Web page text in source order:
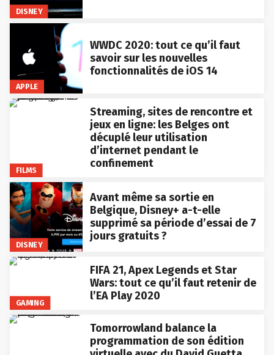
DISNEY
APPLE
WWDC 2020: tout ce qu’il faut
savoir sur les nouvelles
fonctionnalités de iOS 14
FILMS
Streaming, sites de rencontre et
jeux en ligne: les Belges ont
décuplé leur utilisation
d’internet pendant le
confinement
DISNEY
Avant même sa sortie en
Belgique, Disney+ a-t-elle
supprimé sa période d’essai de 7
jours gratuits ?
GAMING
FIFA 21, Apex Legends et Star
Wars: tout ce qu’il faut retenir de
l’EA Play 2020
Tomorrowland balance la
programmation de son édition